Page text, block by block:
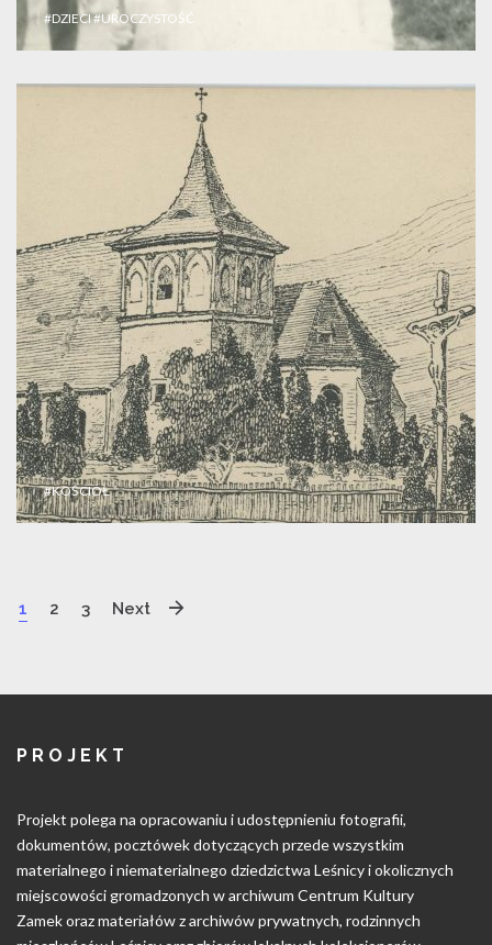
#DZIECI#UROCZYSTOŚĆ
#KOŚCIÓŁ
1 2 3 Next
PROJEKT
Projekt polega na opracowaniu i udostępnieniu fotografii,
dokumentów, pocztówek dotyczących przede wszystkim
materialnego i niematerialnego dziedzictwa Leśnicy i okolicznych
miejscowości gromadzonych w archiwum Centrum Kultury
Zamek oraz materiałów z archiwów prywatnych, rodzinnych